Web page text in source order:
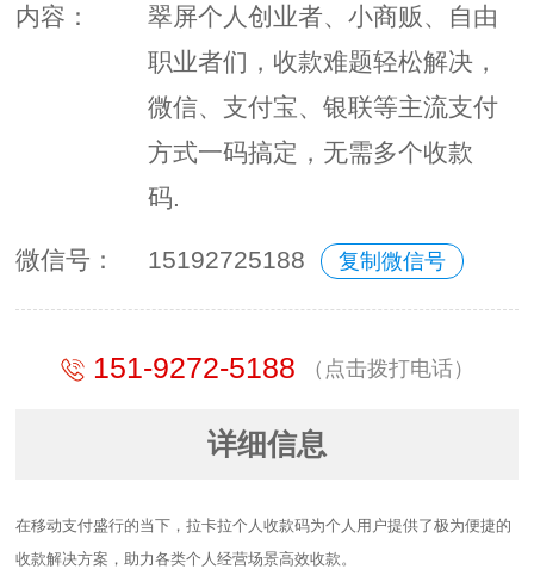
内容：
翠屏个人创业者、小商贩、自由
职业者们，收款难题轻松解决，
微信、支付宝、银联等主流支付
方式一码搞定，无需多个收款
码.
微信号： 15192725188 复制微信号
151-9272-5188 （点击拨打电话）
详细信息
在移动支付盛行的当下，拉卡拉个人收款码为个人用户提供了极为便捷的
收款解决方案，助力各类个人经营场景高效收款。​